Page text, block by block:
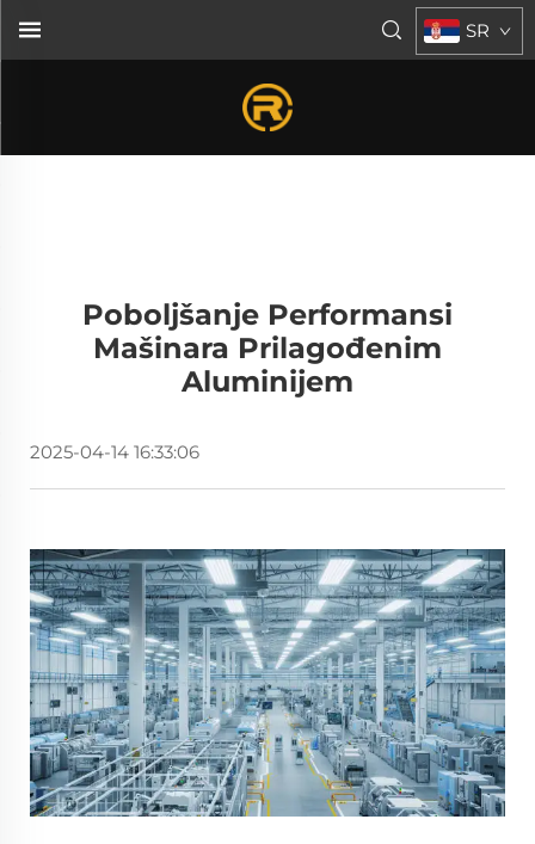
SR
Poboljšanje Performansi
Mašinara Prilagođenim
Aluminijem
2025-04-14 16:33:06